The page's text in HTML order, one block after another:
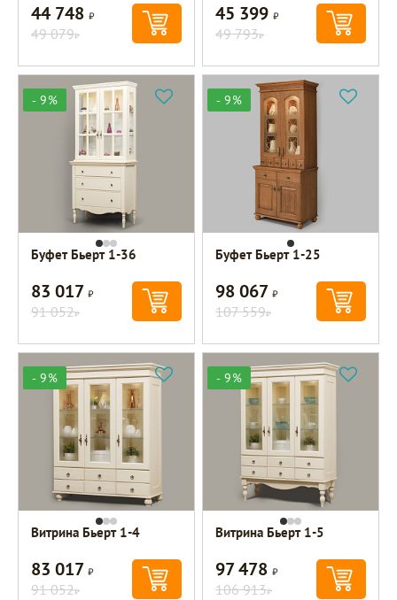
44 748Р
49 079Р
45 399Р
49 793Р
- 9%
Буфет Бьерт 1-36
83 017Р
91 052Р
- 9%
Буфет Бьерт 1-25
98 067Р
107 559Р
- 9%
Витрина Бьерт 1-4
83 017Р
91 052Р
- 9%
Витрина Бьерт 1-5
97 478Р
106 913Р